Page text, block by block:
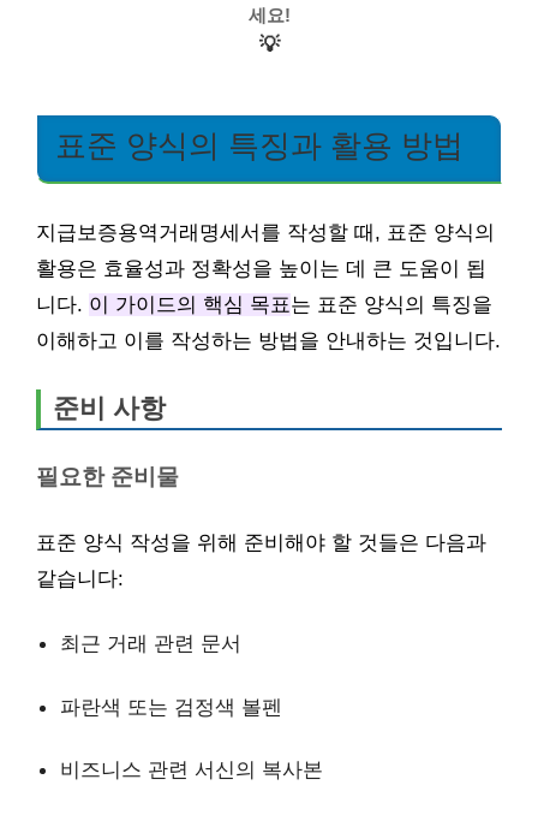
세요!
💡
표준 양식의 특징과 활용 방법
지급보증용역거래명세서를 작성할 때, 표준 양식의
활용은 효율성과 정확성을 높이는 데 큰 도움이 됩
니다. 이 가이드의 핵심 목표는 표준 양식의 특징을
이해하고 이를 작성하는 방법을 안내하는 것입니다.
준비 사항
필요한 준비물
표준 양식 작성을 위해 준비해야 할 것들은 다음과
같습니다:
최근 거래 관련 문서
파란색 또는 검정색 볼펜
비즈니스 관련 서신의 복사본